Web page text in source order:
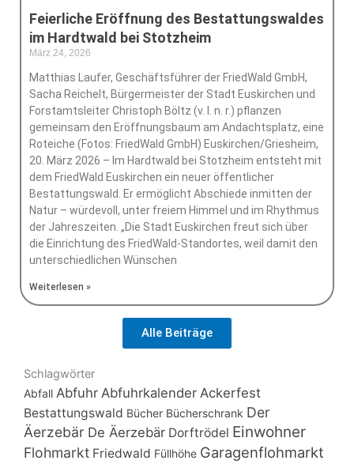
Feierliche Eröffnung des Bestattungswaldes
im Hardtwald bei Stotzheim
März 24, 2026
Matthias Laufer, Geschäftsführer der FriedWald GmbH,
Sacha Reichelt, Bürgermeister der Stadt Euskirchen und
Forstamtsleiter Christoph Böltz (v. l. n. r.) pflanzen
gemeinsam den Eröffnungsbaum am Andachtsplatz, eine
Roteiche (Fotos: FriedWald GmbH) Euskirchen/Griesheim,
20. März 2026 – Im Hardtwald bei Stotzheim entsteht mit
dem FriedWald Euskirchen ein neuer öffentlicher
Bestattungswald. Er ermöglicht Abschiede inmitten der
Natur – würdevoll, unter freiem Himmel und im Rhythmus
der Jahreszeiten. „Die Stadt Euskirchen freut sich über
die Einrichtung des FriedWald-Standortes, weil damit den
unterschiedlichen Wünschen
Weiterlesen »
Alle Beiträge
Schlagwörter
Abfall Abfuhr Abfuhrkalender Ackerfest
Bestattungswald Bücher Bücherschrank Der
Äerzebär De Äerzebär Dorftrödel Einwohner
Flohmarkt Friedwald Füllhöhe Garagenflohmarkt